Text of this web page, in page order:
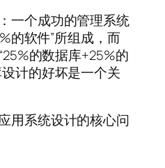
一个成功的管理系统
的软件”所组成，而
的数据库+25%的
计的好坏是一个关
用系统设计的核心问